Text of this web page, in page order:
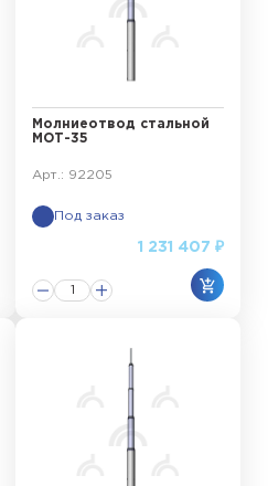
Молниеотвод стальной
МОТ-35
Арт.: 92205
Под заказ
1 231 407 ₽